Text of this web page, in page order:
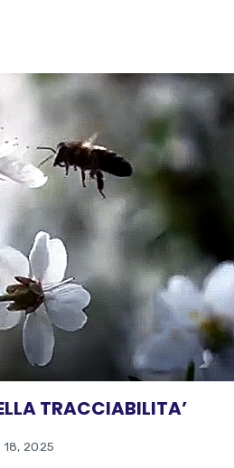
TRACCIABILITA’
18, 2025